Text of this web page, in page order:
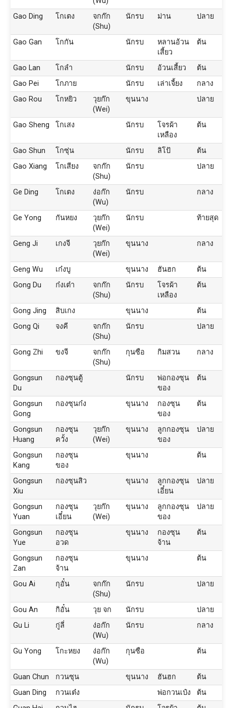
Gao Ding
โกเตง
จกก๊ก
(Shu)
นักรบ ม่าน ปลาย
Gao Gan โกกัน นักรบ
หลานอ้วน
เสี้ยว
ต้น
Gao Lan โกลำ นักรบ อ้วนเสี้ยว
ต้น
Gao Pei
โกภาย นักรบ เล่าเจี้ยง
กลาง
Gao Rou
โกหยิว
วุยก๊ก
(Wei)
ขุนนาง ปลาย
Gao Sheng โกเสง นักรบ
โจรผ้า
เหลือง
ต้น
Gao Shun โกซุ่น นักรบ ลิโป้
ต้น
Gao Xiang
โกเสียง
จกก๊ก
(Shu)
นักรบ ปลาย
Ge Ding โกเตง
ง่อก๊ก
(Wu)
นักรบ กลาง
Ge Yong กันหยง
วุยก๊ก
(Wei)
นักรบ ท้ายสุด
Geng Ji เกงจี
วุยก๊ก
(Wei)
ขุนนาง กลาง
Geng Wu เก๋งบู ขุนนาง ฮันฮก
ต้น
Gong Du
ก๋งเต๋า
จกก๊ก
(Shu)
นักรบ
โจรผ้า
เหลือง
ต้น
Gong Jing สิบเกง ขุนนาง
ต้น
Gong Qi
จงคี
จกก๊ก
(Shu)
นักรบ ปลาย
Gong Zhi ขงจี
จกก๊ก
(Shu)
กุนซือ กิมสวน กลาง
Gongsun
Du
กองซุนตู้ นักรบ
พ่อกองซุน
ของ
ต้น
Gongsun
Gong
กองซุนก๋ง ขุนนาง
กองซุน
ของ
ต้น
Gongsun
Huang
กองซุน
ควั้ง
วุยก๊ก
(Wei)
ขุนนาง
ลูกกองซุน
ของ
ปลาย
Gongsun
Kang
กองซุน
ของ
ขุนนาง ต้น
Gongsun
Xiu
กองซุนสิว ขุนนาง
ลูกกองซุน
เอี๋ยน
ปลาย
Gongsun
Yuan
กองซุน
เอี๋ยน
วุยก๊ก
(Wei)
ขุนนาง
ลูกกองซุน
ของ
ปลาย
Gongsun
Yue
กองซุน
อวด
ขุนนาง
กองซุน
จ้าน
ต้น
Gongsun
Zan
กองซุน
จ้าน
ขุนนาง ต้น
Gou Ai กุอั๋น
จกก๊ก
(Shu)
นักรบ ปลาย
Gou An กิอั๋น วุย จก นักรบ
ปลาย
Gu Li
กู่ลี่
ง่อก๊ก
(Wu)
นักรบ กลาง
Gu Yong โกะหยง
ง่อก๊ก
(Wu)
กุนซือ ต้น
Guan Chun กวนซุน ขุนนาง ฮันฮก
ต้น
Guan Ding
กวนเต๋ง พ่อกวนเป๋ง
ต้น